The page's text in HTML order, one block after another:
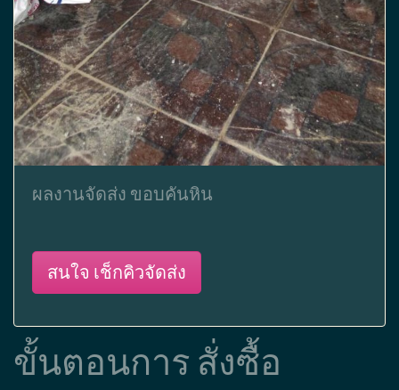
ผลงานจัดส่ง ขอบคันหิน
สนใจ เช็กคิวจัดส่ง
ขั้นตอนการ สั่งซื้อ